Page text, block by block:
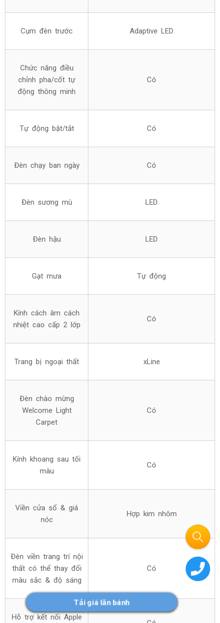
Cụm đèn trước Adaptive LED
Chức năng điều
chỉnh pha/cốt tự
động thông minh
Có
Tự động bật/tắt Có
Đèn chạy ban ngày Có
Đèn sương mù LED
Đèn hậu LED
Gạt mưa Tự động
Kính cách âm cách
nhiệt cao cấp 2 lớp
Có
Trang bị ngoại thất xLine
Đèn chào mừng
Welcome Light
Carpet
Có
Kính khoang sau tối
màu
Có
Viền cửa sổ & giá
nóc
Hợp kim nhôm
Đèn viền trang trí nội
thất có thể thay đổi
màu sắc & độ sáng
Có
Hỗ trợ kết nối Apple
Tải giá lăn bánh